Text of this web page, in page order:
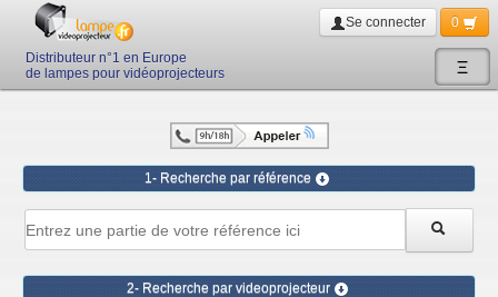
Ξ
Distributeur n°1 en Europe
de lampes pour vidéoprojecteurs
Se connecter 0
1- Recherche par référence
2- Recherche par videoprojecteur